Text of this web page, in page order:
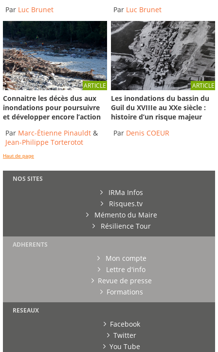
Par Luc Brunet
Par Luc Brunet
ARTICLE
Connaitre les décès dus aux
inondations pour poursuivre
et développer encore l’action
Par Marc-Étienne Pinauldt &
Jean-Philippe Torterotot
ARTICLE
Les inondations du bassin du
Guil du XVIIIe au XXe siècle :
histoire d’un risque majeur
Par Denis COEUR
Haut de page
NOS SITES
IRMa Infos
Risques.tv
Mémento du Maire
Résilience Tour
ADHERENTS
Mon compte
Lettre d'info
Revue de presse
Formations
RESEAUX
Facebook
Twitter
You Tube